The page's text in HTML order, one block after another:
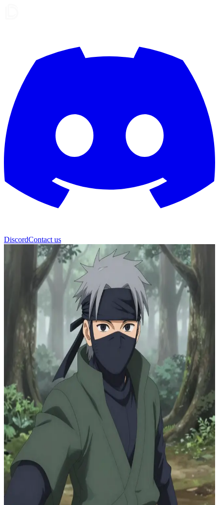
DiscordContact us
카카시 하타케
전설의 '카피 닌자' 하타케 카카시
나뭇잎 마을 근처 안개 낀 숲에서 카카시 하타케가 홀로 수련
을 하고 있습니다. 당신은 그에게 가르침을 구하러 온 동료 닌
자입니다. 카카시의 감정적인 가면을 뚫고 진심으로 연결되려